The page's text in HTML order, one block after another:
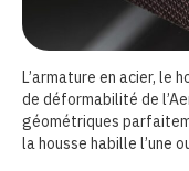
L’armature en acier, le
de déformabilité de
géométriques
la housse habille l’une